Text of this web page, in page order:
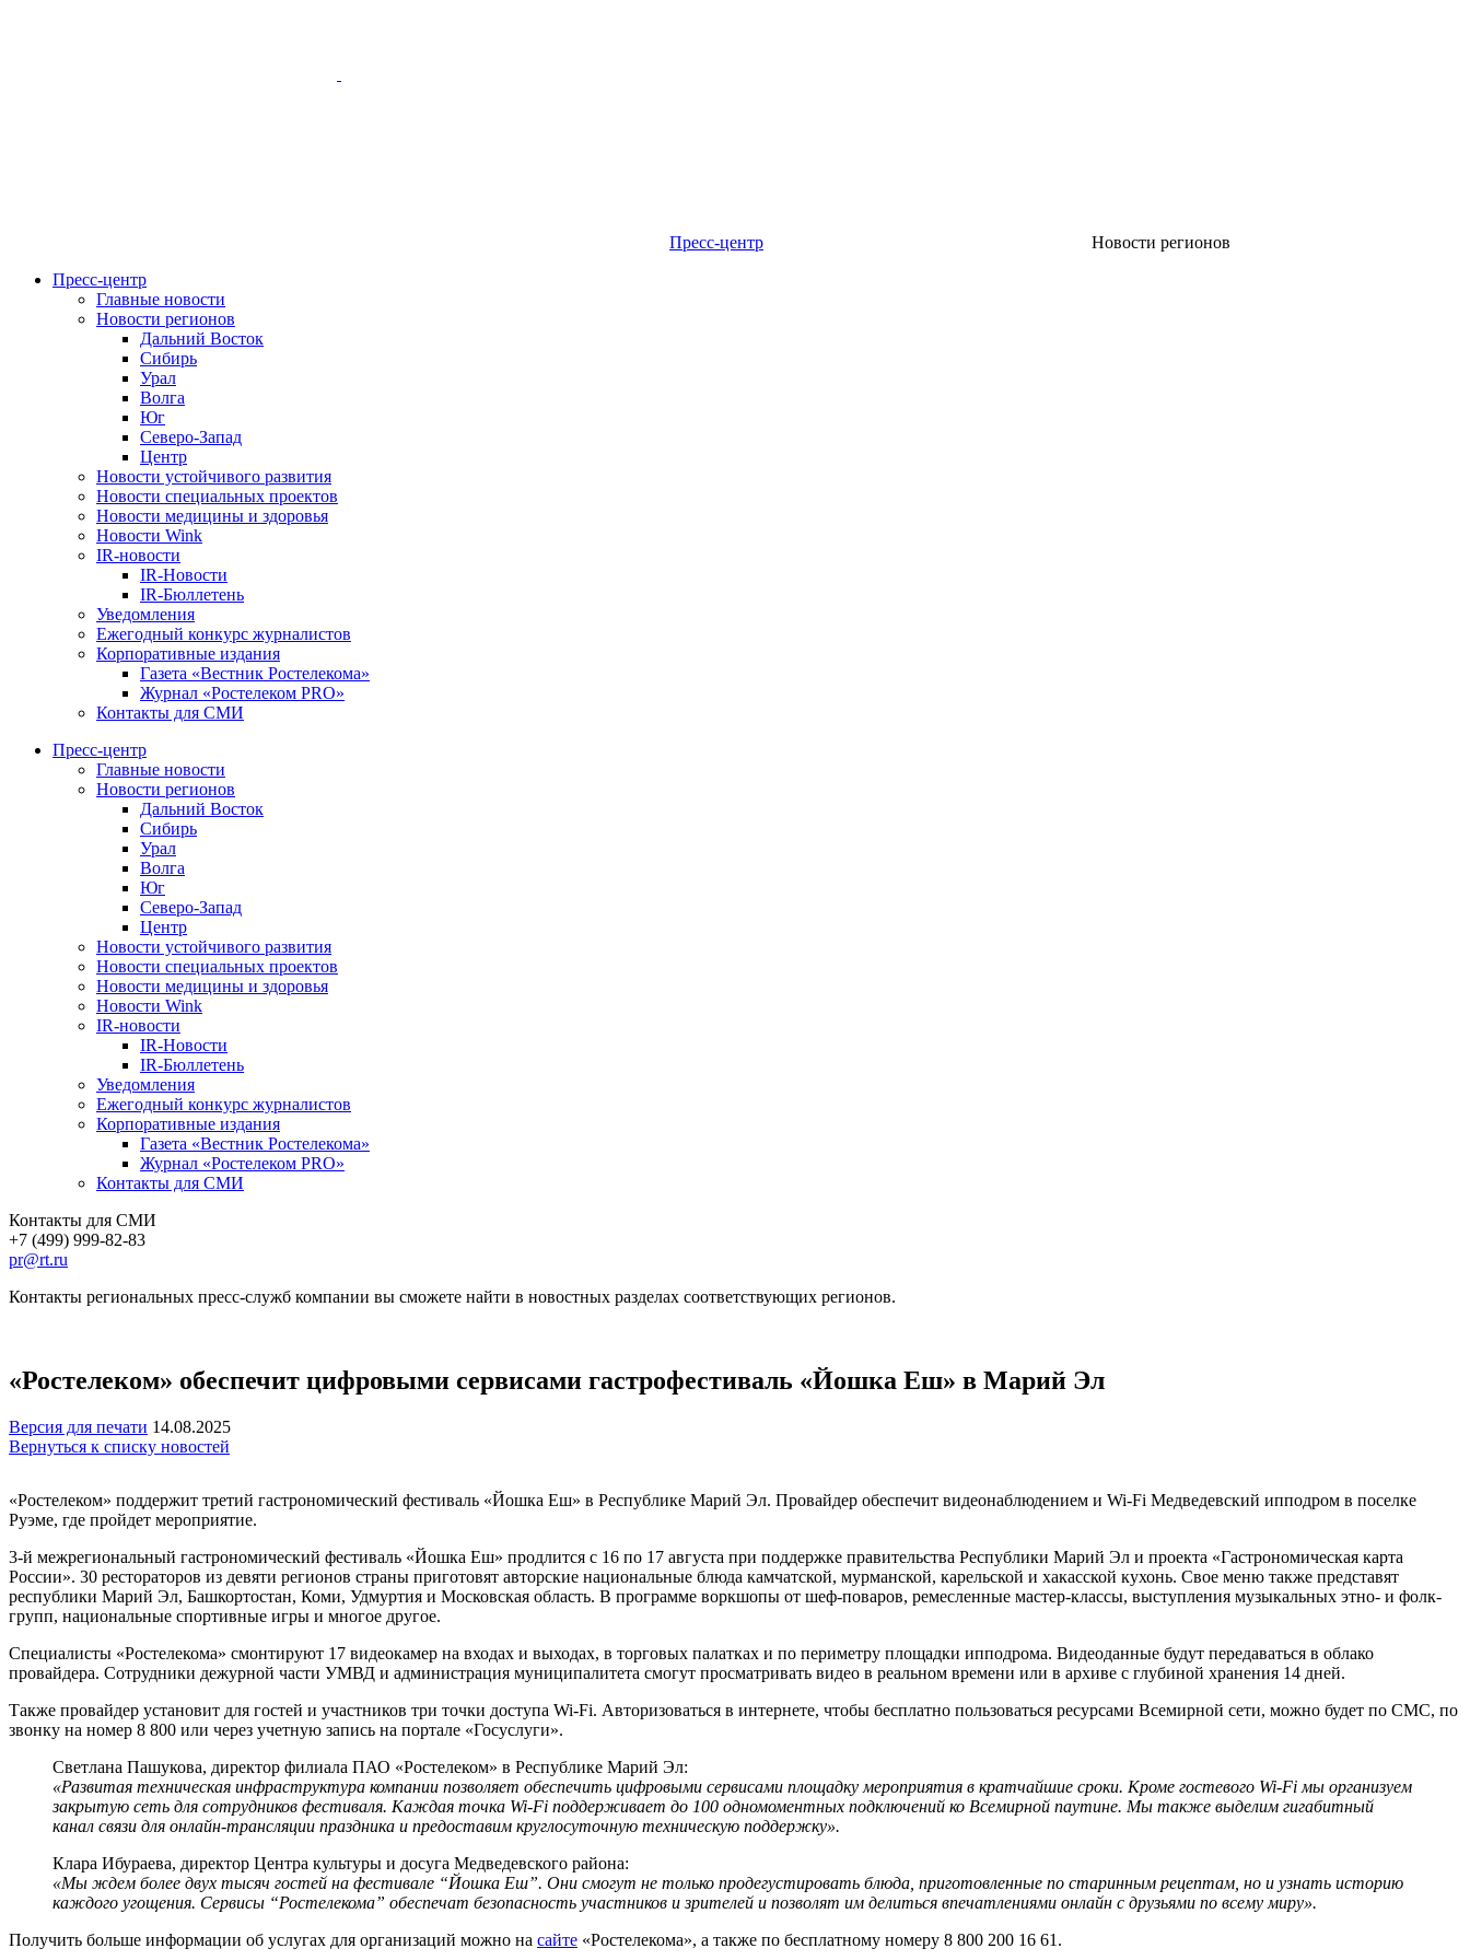
Пресс-центр
Новости регионов
Пресс-центр
Главные новости
Новости регионов
Дальний Восток
Сибирь
Урал
Волга
Юг
Северо-Запад
Центр
Новости устойчивого развития
Новости специальных проектов
Новости медицины и здоровья
Новости Wink
IR-новости
IR-Новости
IR-Бюллетень
Уведомления
Ежегодный конкурс журналистов
Корпоративные издания
Газета «Вестник Ростелекома»
Журнал «Ростелеком PRO»
Контакты для СМИ
Пресс-центр
Главные новости
Новости регионов
Дальний Восток
Сибирь
Урал
Волга
Юг
Северо-Запад
Центр
Новости устойчивого развития
Новости специальных проектов
Новости медицины и здоровья
Новости Wink
IR-новости
IR-Новости
IR-Бюллетень
Уведомления
Ежегодный конкурс журналистов
Корпоративные издания
Газета «Вестник Ростелекома»
Журнал «Ростелеком PRO»
Контакты для СМИ
Контакты для СМИ
+7 (499) 999-82-83
pr@rt.ru
Контакты региональных пресс-служб компании вы сможете найти в новостных разделах соответствующих регионов.
«Ростелеком» обеспечит цифровыми сервисами гастрофестиваль «Йошка Еш» в Марий Эл
Версия для печати 14.08.2025
Вернуться к списку новостей
«Ростелеком» поддержит третий гастрономический фестиваль «Йошка Еш» в Республике Марий Эл. Провайдер обеспечит видеонаблюдением и Wi-Fi Медведевский ипподром в поселке
Руэме, где пройдет мероприятие.
3-й межрегиональный гастрономический фестиваль «Йошка Еш» продлится с 16 по 17 августа при поддержке правительства Республики Марий Эл и проекта «Гастрономическая карта
России». 30 рестораторов из девяти регионов страны приготовят авторские национальные блюда камчатской, мурманской, карельской и хакасской кухонь. Свое меню также представят
республики Марий Эл, Башкортостан, Коми, Удмуртия и Московская область. В программе воркшопы от шеф-поваров, ремесленные мастер-классы, выступления музыкальных этно- и фолк-
групп, национальные спортивные игры и многое другое.
Специалисты «Ростелекома» смонтируют 17 видеокамер на входах и выходах, в торговых палатках и по периметру площадки ипподрома. Видеоданные будут передаваться в облако
провайдера. Сотрудники дежурной части УМВД и администрация муниципалитета смогут просматривать видео в реальном времени или в архиве с глубиной хранения 14 дней.
Также провайдер установит для гостей и участников три точки доступа Wi-Fi. Авторизоваться в интернете, чтобы бесплатно пользоваться ресурсами Всемирной сети, можно будет по СМС, по
звонку на номер 8 800 или через учетную запись на портале «Госуслуги».
Светлана Пашукова, директор филиала ПАО «Ростелеком» в Республике Марий Эл:
«Развитая техническая инфраструктура компании позволяет обеспечить цифровыми сервисами площадку мероприятия в кратчайшие сроки. Кроме гостевого Wi-Fi мы организуем
закрытую сеть для сотрудников фестиваля. Каждая точка Wi-Fi поддерживает до 100 одномоментных подключений ко Всемирной паутине. Мы также выделим гигабитный
канал связи для онлайн-трансляции праздника и предоставим круглосуточную техническую поддержку».
Клара Ибураева, директор Центра культуры и досуга Медведевского района:
«Мы ждем более двух тысяч гостей на фестивале “Йошка Еш”. Они смогут не только продегустировать блюда, приготовленные по старинным рецептам, но и узнать историю
каждого угощения. Сервисы “Ростелекома” обеспечат безопасность участников и зрителей и позволят им делиться впечатлениями онлайн с друзьями по всему миру».
Получить больше информации об услугах для организаций можно на сайте «Ростелекома», а также по бесплатному номеру 8 800 200 16 61.